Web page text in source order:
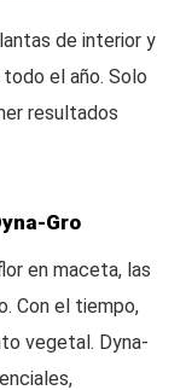
de interior y
el año. Solo
resultados
Gro
en maceta, las
Con el tiempo,
vegetal. Dyna-